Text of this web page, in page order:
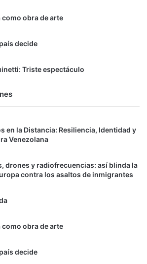
obra de arte
decide
Triste espectáculo
en la Distancia: Resiliencia, Identidad y
Venezolana
drones y radiofrecuencias: así blinda la
contra los asaltos de inmigrantes
obra de arte
decide